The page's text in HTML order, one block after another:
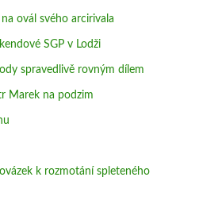
ovál svého arcirivala
SGP v Lodži
spravedlivě rovným dílem
Marek na podzim
k rozmotání spleteného